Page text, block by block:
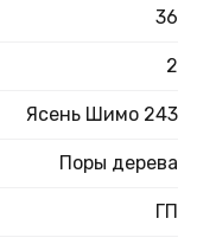
36
2
Ясень Шимо 243
Поры дерева
ГП